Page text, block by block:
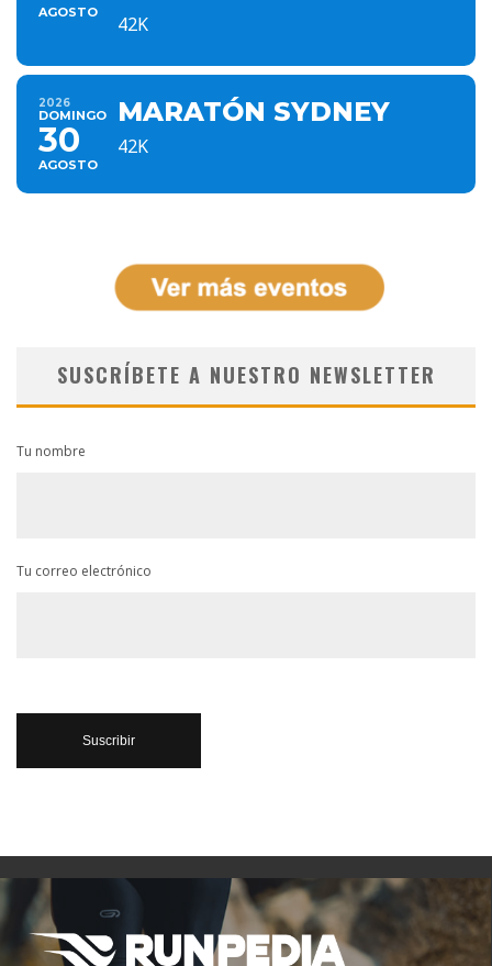
AGOSTO 42K
2026
DOMINGO
30
AGOSTO
MARATÓN SYDNEY
42K
SUSCRÍBETE A NUESTRO NEWSLETTER
Tu nombre
Tu correo electrónico